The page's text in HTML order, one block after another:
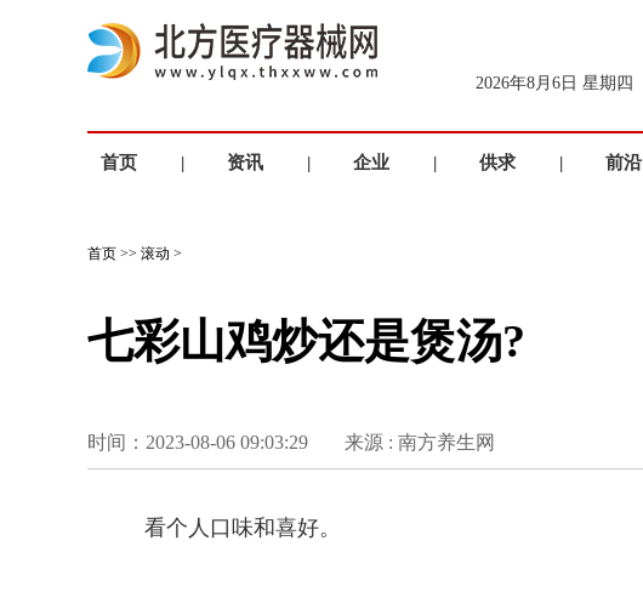
2026年8月6日 星期四
首页 | 资讯 | 企业 | 供求 | 前沿
首页 >> 滚动 >
七彩山鸡炒还是煲汤?
时间：2023-08-06 09:03:29 来源 : 南方养生网
看个人口味和喜好。